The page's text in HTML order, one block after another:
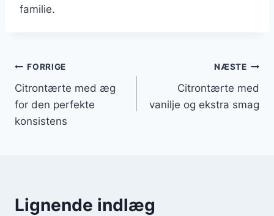
familie.
Indlægsnavigation
FORRIGE
Citrontærte med æg
for den perfekte
konsistens
NÆSTE
Citrontærte med
vanilje og ekstra smag
Lignende indlæg